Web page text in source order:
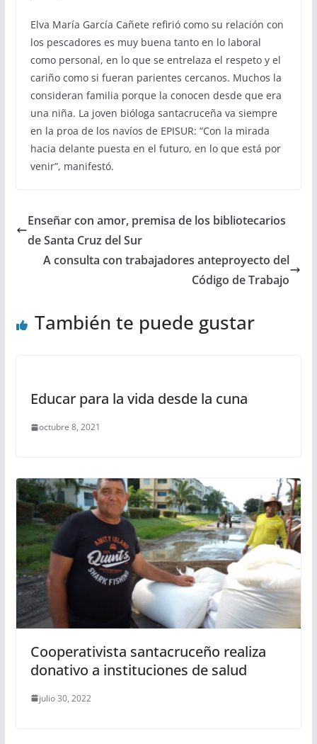
Elva María García Cañete refirió como su relación con
los pescadores es muy buena tanto en lo laboral
como personal, en lo que se entrelaza el respeto y el
cariño como si fueran parientes cercanos. Muchos la
consideran familia porque la conocen desde que era
una niña. La joven bióloga santacruceña va siempre
en la proa de los navíos de EPISUR: “Con la mirada
hacia delante puesta en el futuro, en lo que está por
venir”, manifestó.
Enseñar con amor, premisa de los bibliotecarios
de Santa Cruz del Sur
A consulta con trabajadores anteproyecto del
Código de Trabajo
También te puede gustar
Educar para la vida desde la cuna
octubre 8, 2021
Cooperativista santacruceño realiza
donativo a instituciones de salud
julio 30, 2022